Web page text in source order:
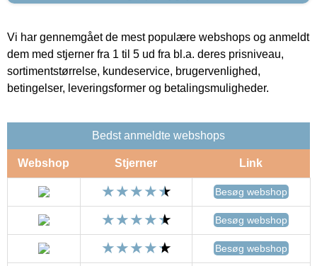
Vi har gennemgået de mest populære webshops og anmeldt
dem med stjerner fra 1 til 5 ud fra bl.a. deres prisniveau,
sortimentstørrelse, kundeservice, brugervenlighed,
betingelser, leveringsformer og betalingsmuligheder.
Bedst anmeldte webshops
Webshop Stjerner Link
Besøg webshop
Besøg webshop
Besøg webshop